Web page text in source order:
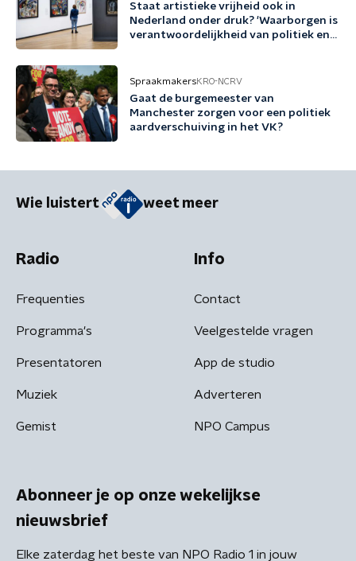
Staat artistieke vrijheid ook in
Nederland onder druk? 'Waarborgen is
verantwoordelijkheid van politiek en
SpraakmakersKRO-NCRV
Gaat de burgemeester van
Manchester zorgen voor een politiek
aardverschuiving in het VK?
Wie luistert weet meer
Radio
Frequenties
Programma's
Presentatoren
Muziek
Gemist
Info
Contact
Veelgestelde vragen
App de studio
Adverteren
NPO Campus
Abonneer je op onze wekelijkse
nieuwsbrief
Elke zaterdag het beste van NPO Radio 1 in jouw